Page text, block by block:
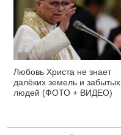
Любовь Христа не знает
далёких земель и забытых
людей (ФОТО + ВИДЕО)